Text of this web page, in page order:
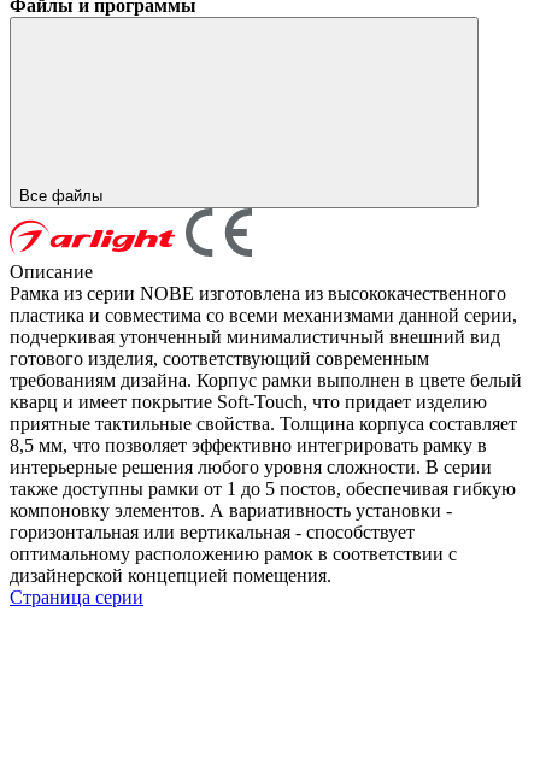
Файлы и программы
Все файлы
Описание
Рамка из серии NOBE изготовлена из высококачественного
пластика и совместима со всеми механизмами данной серии,
подчеркивая утонченный минималистичный внешний вид
готового изделия, соответствующий современным
требованиям дизайна. Корпус рамки выполнен в цвете белый
кварц и имеет покрытие Soft-Touch, что придает изделию
приятные тактильные свойства. Толщина корпуса составляет
8,5 мм, что позволяет эффективно интегрировать рамку в
интерьерные решения любого уровня сложности. В серии
также доступны рамки от 1 до 5 постов, обеспечивая гибкую
компоновку элементов. А вариативность установки -
горизонтальная или вертикальная - способствует
оптимальному расположению рамок в соответствии с
дизайнерской концепцией помещения.
Страница серии